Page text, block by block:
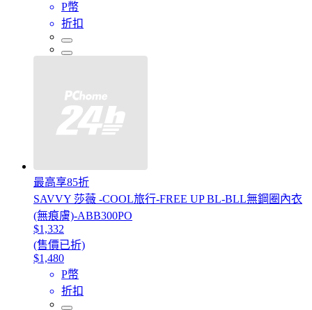
P幣
折扣
最高享85折
SAVVY 莎薇 -COOL旅行-FREE UP BL-BLL無鋼圈內衣
(無痕膚)-ABB300PO
$1,332
(售價已折)
$1,480
P幣
折扣